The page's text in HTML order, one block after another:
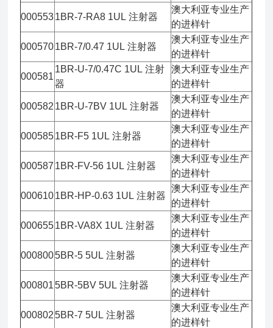
0005531BR-7-RA8 1UL 注射器
澳大利亚专业生产
的进样针
0005701BR-7/0.47 1UL 注射器
澳大利亚专业生产
的进样针
000581
1BR-U-7/0.47C 1UL 注射
器
澳大利亚专业生产
的进样针
000582 1BR-U-7BV 1UL 注射器
澳大利亚专业生产
的进样针
0005851BR-F5 1UL 注射器
澳大利亚专业生产
的进样针
000587 1BR-FV-56 1UL 注射器
澳大利亚专业生产
的进样针
0006101BR-HP-0.63 1UL 注射器
澳大利亚专业生产
的进样针
0006551BR-VA8X 1UL 注射器
澳大利亚专业生产
的进样针
0008005BR-5 5UL 注射器
澳大利亚专业生产
的进样针
000801 5BR-5BV 5UL 注射器
澳大利亚专业生产
的进样针
000802 5BR-7 5UL 注射器
澳大利亚专业生产
的进样针